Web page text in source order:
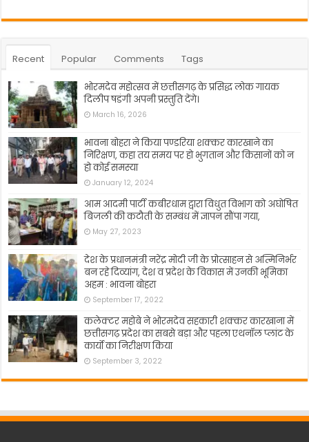
Recent Popular Comments Tags
भोरमदेव महोत्सव में छत्तीसगढ़ के प्रसिद्ध लोक गायक
दिलीप षडंगी अपनी प्रस्तुति देंगे।
March 16, 2026
भावना बोहरा ने किया पण्डरिया शक्कर कारखाने का
निरिक्षण, कहा तय समय पर हो भुगतान और किसानों को न
हो कोई समस्या
January 12, 2024
आम आदमी पार्टी कबीरधाम द्वारा विधुत विभाग को अघोषित
बिजली की कटौती के सम्बंध में ज्ञापन सौंपा गया,
May 27, 2023
देश के प्रधानमंत्री नरेंद्र मोदी जी के प्रोत्साहन से अत्मिनिर्भर
बन रहे दिव्यांग, देश व प्रदेश के विकास में उनकी भूमिका
अहम : भावना बोहरा
September 17, 2022
कलेक्टर महोबे ने भोरमदेव सहकारी शक्कर कारखाना में
छत्तीसगढ़ प्रदेश का सबसे बड़ा और पहला एथनॉल प्लांट के
कार्यो का निरीक्षण किया
September 3, 2022